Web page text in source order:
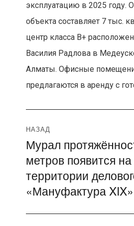
эксплуатацию в 2025 году.
объекта составляет 7 тыс.
центр класса B+
Василия Радлова в
Алматы. Офисные
предлагаются в аренду с
Навигация
по
записям
НАЗАД
Предыдущая
запись:
Мурал
метров появится на
территории
«Мануфактура XIX»